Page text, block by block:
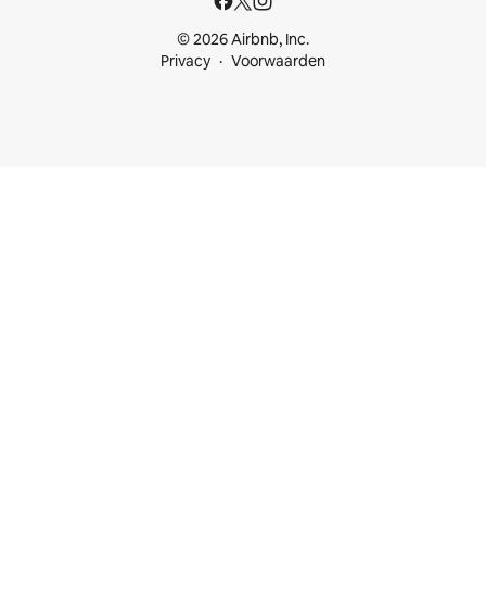
© 2026 Airbnb, Inc.
Privacy
Voorwaarden